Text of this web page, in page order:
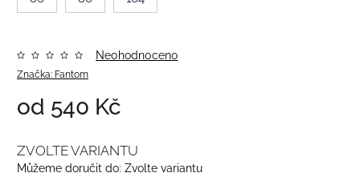
Značka: Fantom
Neohodnoceno
od 540 Kč
ZVOLTE VARIANTU
Můžeme doručit do: Zvolte variantu